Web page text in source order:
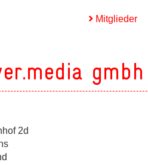
Mitglieder
gmbh
2d